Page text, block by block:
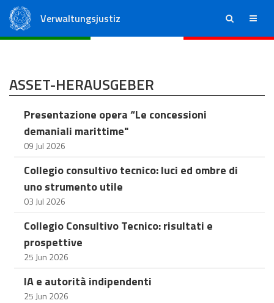
Verwaltungsjustiz ricerca menu
ASSET-HERAUSGEBER
Presentazione opera “Le concessioni
demaniali marittime"
09 Jul 2026
Collegio consultivo tecnico: luci ed ombre di
uno strumento utile
03 Jul 2026
Collegio Consultivo Tecnico: risultati e
prospettive
25 Jun 2026
IA e autorità indipendenti
25 Jun 2026